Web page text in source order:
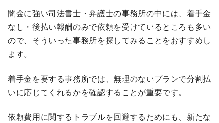
闇金に強い司法書士・弁護士の事務所の中には、着手金
なし・後払い報酬のみで依頼を受けているところも多い
ので、そういった事務所を探してみることをおすすめし
ます。
着手金を要する事務所では、無理のないプランで分割払
いに応じてくれるかを確認することが重要です。
依頼費用に関するトラブルを回避するためにも、新たな